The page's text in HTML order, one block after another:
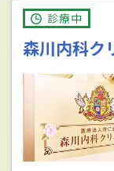
診療中
森川内科ク